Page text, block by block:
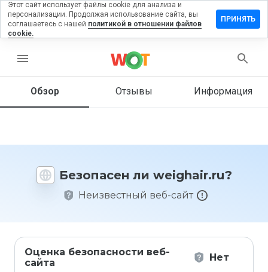
menu
Обзор Отзывы Информация
Безопасен ли weighair.ru?
Неизвестный веб-сайт
Оценка безопасности веб-
сайта
Нет
на
Как бы
этот
1 до 5?
Этот сайт использует файлы cookie для анализа и
персонализации. Продолжая использование сайта, вы
соглашаетесь с нашей политикой в отношении файлов
cookie.
ПРИНЯТЬ